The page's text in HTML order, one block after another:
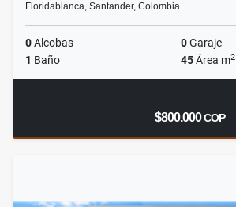
Floridablanca, Santander, Colombia
0Alcobas 0Garaje
1 Baño 45Área m2
$800.000COP